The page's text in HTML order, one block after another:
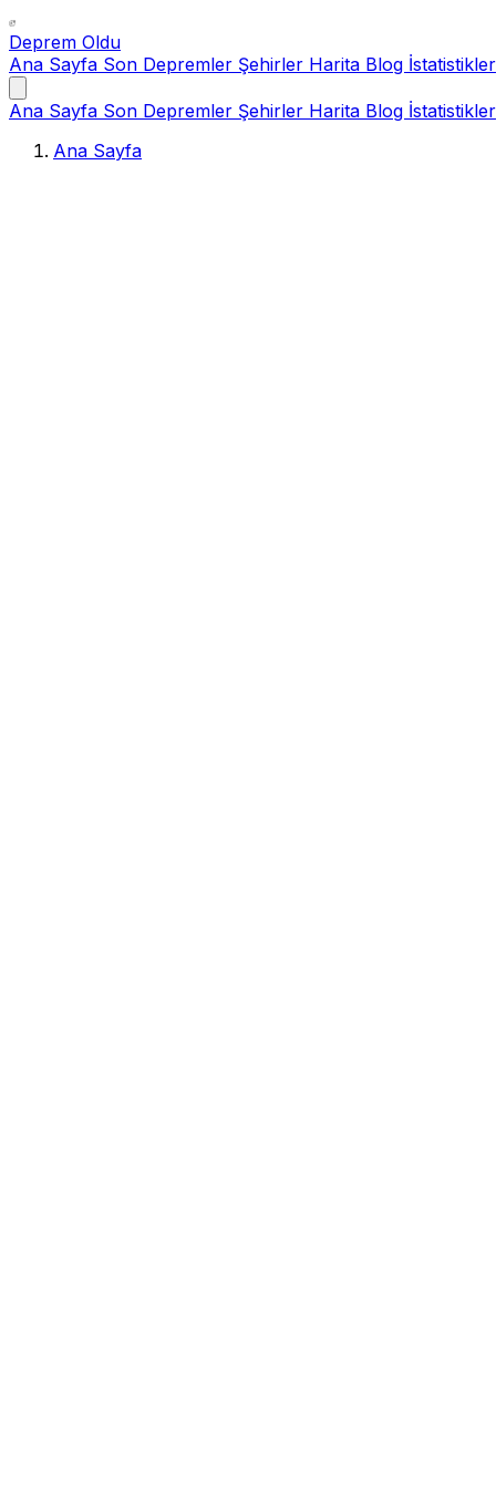
Deprem Oldu
Ana Sayfa Son Depremler Şehirler Harita Blog İstatistikler
Ana Sayfa Son Depremler Şehirler Harita Blog İstatistikler
Ana Sayfa